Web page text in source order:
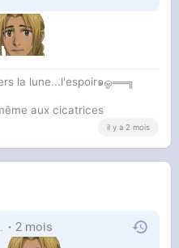
la lune...l'espoir๑ஓ══╗
aux cicatrices
il y a 2 mois
2 mois